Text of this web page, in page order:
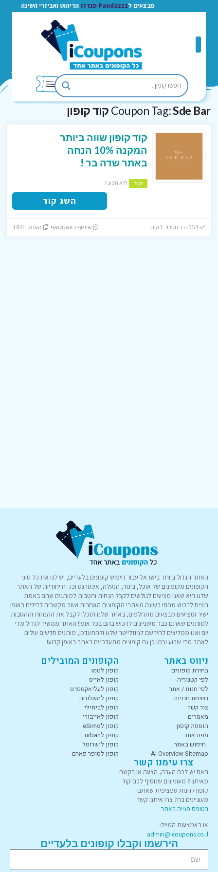
מבצעים לPandazzz-פנדזז הריהוט ואביזרי השינה
Coupon Tag:Sde Bar קוד קופון
קוד קופון שווה ביותר
המקנה 10% הנחה
באתר שדה בר !
קוד ללא תפוגה
השג קוד
354 כבר חסכו! 1 היום שיתוף בוואטסאפ העתק URL
האתר הגדול ביותר בישראל עבור חיפוש קופונים בלעדיים, יש לנו את כל סוגי
הקופונים מקופונים של אוכל, ביגוד, הנעלה, אינטרנט וכו.. הייחודיות של האתר
שלנו היא שאנו מציעים לגולשים לקבל הנחות והטבות למותגים שהם באמת
רוצים לרכוש מהם! בשונה מאתרי הקופונים האחרים אשר מקשרים לדילים באופן
ישיר ומציעים מבצעים מתחלפים, באתר שלנו תוכלו לקבל את ההנחות וההטבות
למותגים שאתם כבר מעוניינים לרכוש בהם בכל אופן! האתר ממשיך לגדול מדי
יום ואנו ממליצים להירשם לניוזלייטר שלנו ולהתעדכן, מותגים חדשים עולים
לאתר מדי שבוע וכמו כן גם קופונים מתעדכנים באתר באופן קבוע!
ניווט באתר
בחירת קופונים
לפי קטגוריה
לפי חנות / אתר
רשימת חנויות
צור קשר
מאמרים
הוספת קופון
מפת אתר
חיפוש באתר
AI Overview Sitemap
הקופונים המובילים
קופון לטמו
קופון לאייס
קופון לעליאקספרס
קופון למשלוחה
קופון לביתילי
קופון לאייבורי
קופון לeSimo
קופון לurban
קופון לישרוטל
קופון לסופר פארם
צרו עימנו קשר
האם יש לכם הערה, הצעה או בקשה
מאיתנו? מעוניינים שנוסיף לכם קוד
קופון לחנות ספציפית שאתם
מעוניינים בה? צרו איתנו קשר
בטופס פנייה באתר.
או באמצעות המייל:
admin@icoupons.co.il
הירשמו וקבלו קופונים בלעדיים